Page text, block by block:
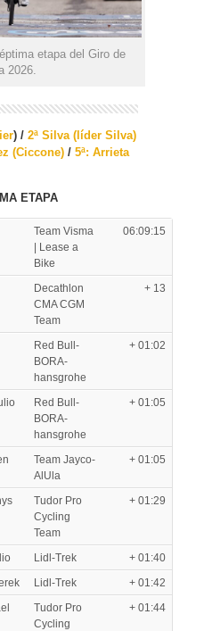
etapa del Giro de
2026.
) / 2ª Silva (líder Silva)
(Ciccone) / 5ª: Arrieta
ETAPA
Team Visma
| Lease a
Bike
06:09:15
Decathlon
CMA CGM
Team
+ 13
Red Bull-
BORA-
hansgrohe
+ 01:02
Red Bull-
BORA-
hansgrohe
+ 01:05
Team Jayco-
AlUla
+ 01:05
Tudor Pro
Cycling
Team
+ 01:29
Lidl-Trek
+ 01:40
Lidl-Trek
+ 01:42
Tudor Pro
Cycling
+ 01:44